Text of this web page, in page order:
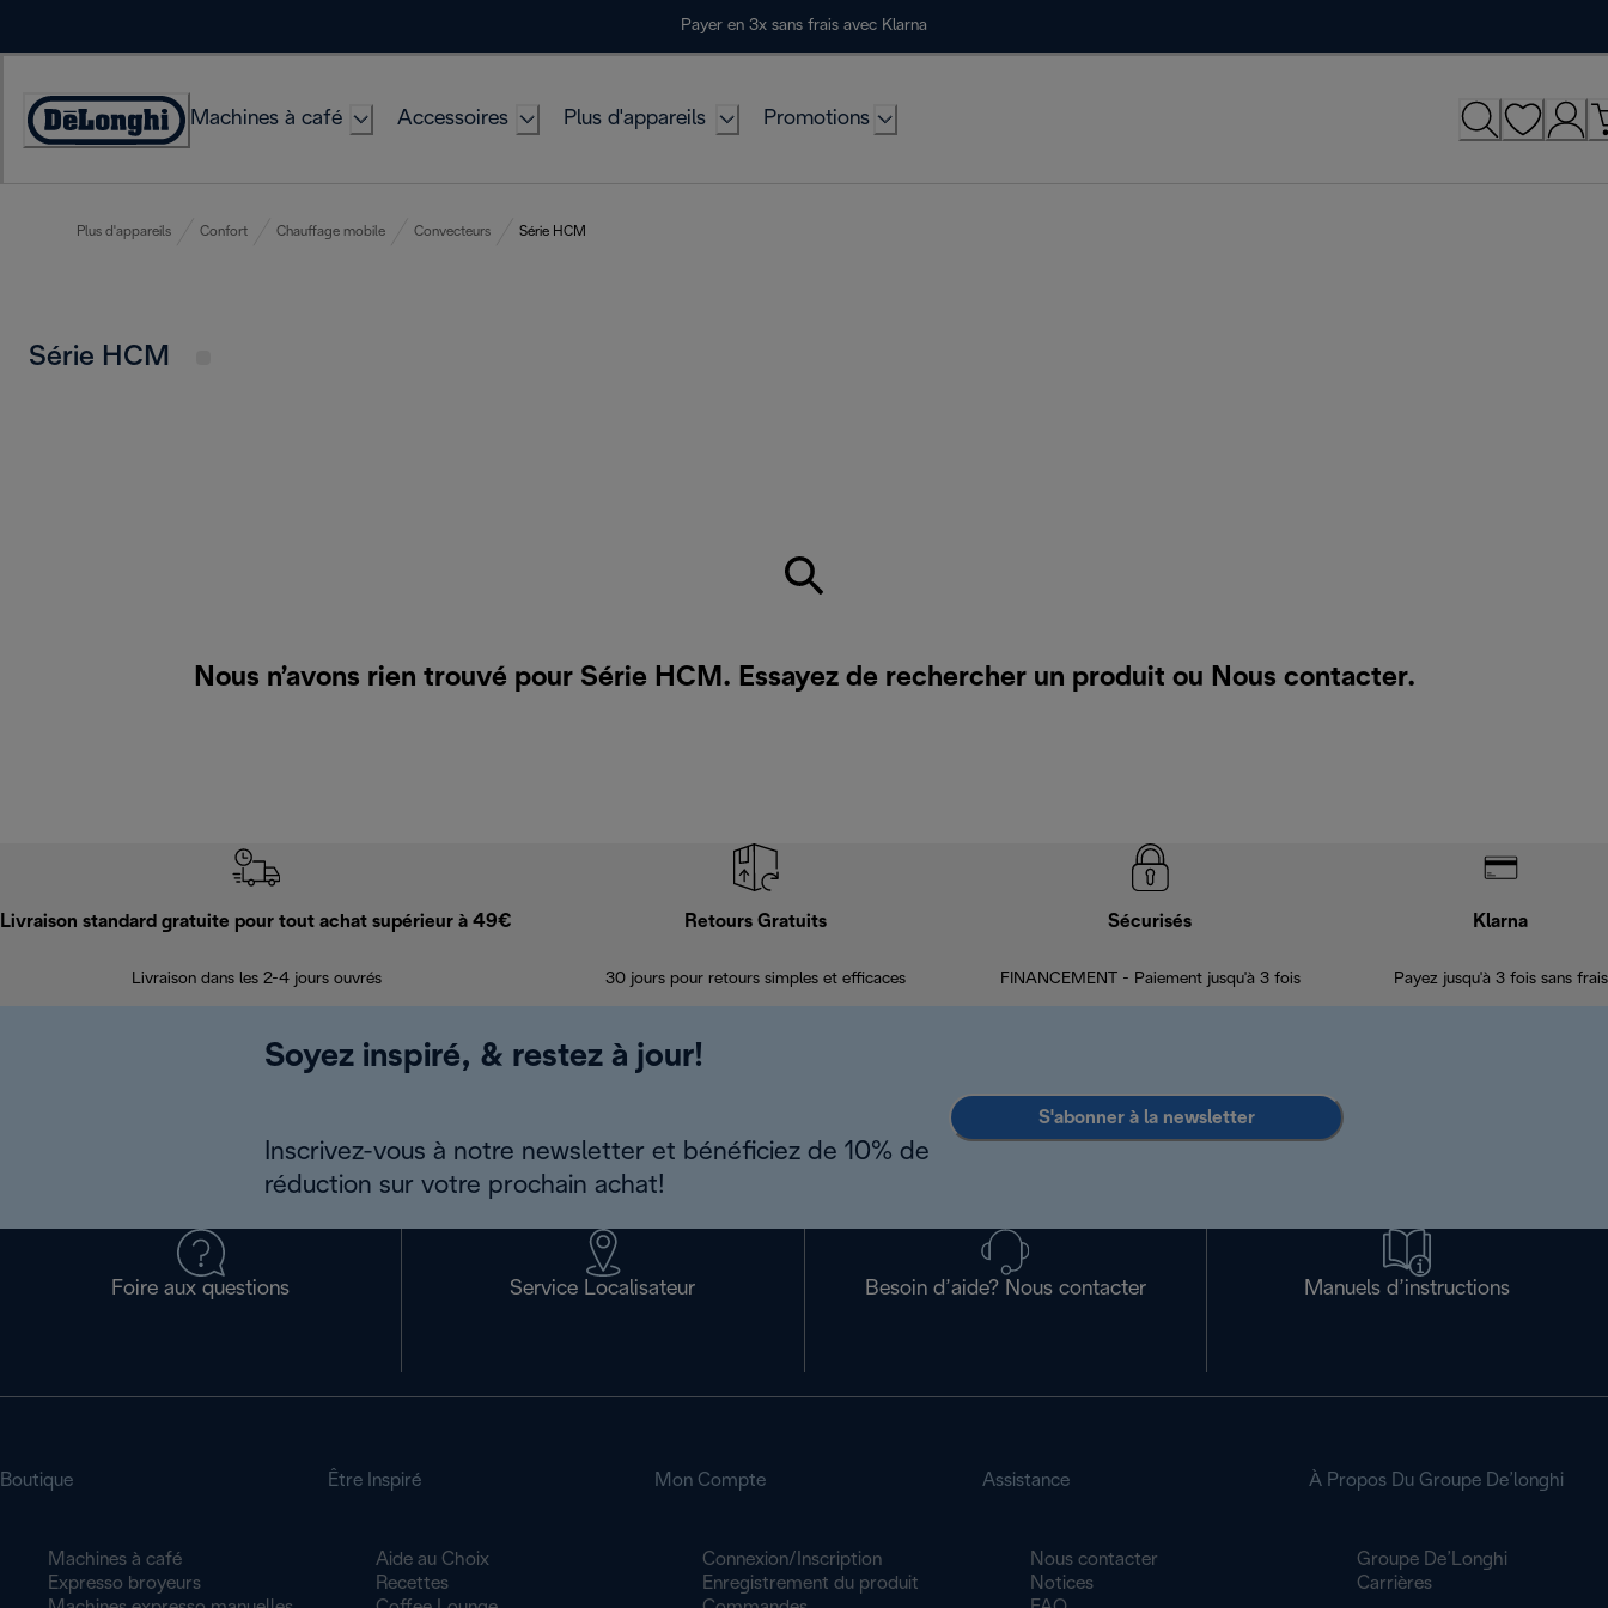
Payer en 3x sans frais avec Klarna
Déclaration
Machines à café Accessoires Plus d'appareils Promotions
Plus d'appareils Confort Chauffage mobile Convecteurs Série HCM
Série HCM
Nous n’avons rien trouvé pour Série HCM. Essayez de rechercher un produit ou Nous contacter.
Livraison standard gratuite pour tout achat supérieur à 49€
Livraison dans les 2-4 jours ouvrés
Retours Gratuits
30 jours pour retours simples et efficaces
Sécurisés
FINANCEMENT - Paiement jusqu'à 3 fois
Klarna
Payez jusqu'à 3 fois sans frais
Soyez inspiré, & restez à jour!
Inscrivez-vous à notre newsletter et bénéficiez de 10% de
réduction sur votre prochain achat!
S'abonner à la newsletter
Foire aux questions Service Localisateur Besoin d’aide? Nous contacter Manuels d’instructions
Boutique
Machines à café
Expresso broyeurs
Être Inspiré
Aide au Choix
Recettes
Mon Compte
Connexion/Inscription
Enregistrement du produit
Assistance
Nous contacter
Notices
À Propos Du Groupe De’longhi
Groupe De’Longhi
Carrières